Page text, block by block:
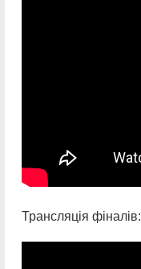
Трансляція фіналів: